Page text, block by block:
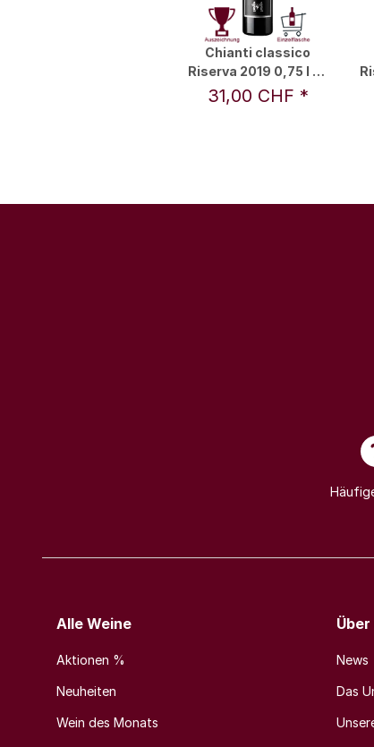
Chianti classico
Riserva 2019 0,75 l - Il
Molino di Grace
31,00 CHF *
Alle Weine
Aktionen %
Neuheiten
Wein des Monats
Über
News
Das